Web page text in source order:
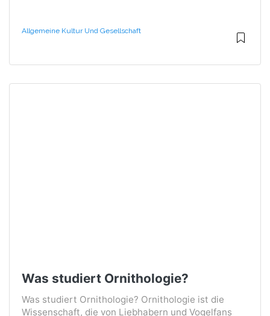
Allgemeine Kultur Und Gesellschaft
Was studiert Ornithologie?
Was studiert Ornithologie? Ornithologie ist die
Wissenschaft, die von Liebhabern und Vogelfans